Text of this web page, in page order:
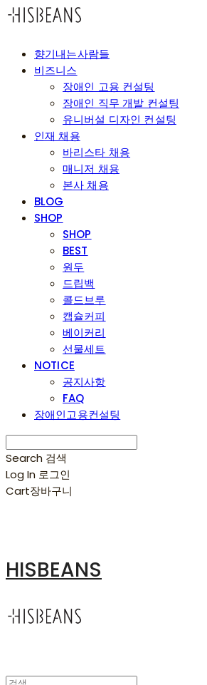
향기내는사람들
비즈니스
장애인 고용 컨설팅
장애인 직무 개발 컨설팅
유니버설 디자인 컨설팅
인재 채용
바리스타 채용
매니저 채용
본사 채용
BLOG
SHOP
SHOP
BEST
원두
드립백
콜드브루
캡슐커피
베이커리
선물세트
NOTICE
공지사항
FAQ
장애인고용컨설팅
Search 검색
Log In 로그인
Cart장바구니
HISBEANS